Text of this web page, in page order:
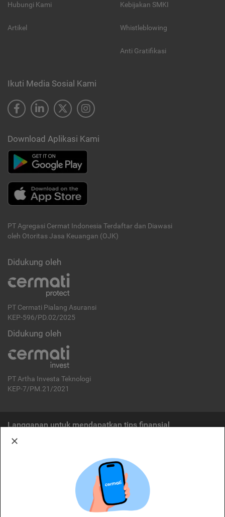
Hubungi Kami
Artikel
Kebijakan SMKI
Whistleblowing
Anti Gratifikasi
Ikuti Media Sosial Kami
Download Aplikasi Kami
PT Agregasi Cermat Indonesia Terdaftar dan Diawasi
oleh Otoritas Jasa Keuangan (OJK)
Didukung oleh
PT Cermati Pialang Asuransi
KEP-596/PD.02/2025
Didukung oleh
PT Artha Investa Teknologi
KEP-7/PM.21/2021
Langganan untuk mendapatkan tips finansial
Cermati merupakan penyelenggara agregasi jasa keuangan yang terdaftar di
OJK. Oleh karena itu, produk dan/atau layanan jasa keuangan yang
ditawarkan bukan merupakan produk dan/atau layanan jasa keuangan yang
diterbitkan oleh Cermati dan Cermati tidak bertanggung jawab atas tuntutan